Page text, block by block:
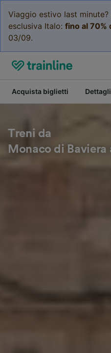
Viaggio estivo last
esclusiva Italo: fino al 70%
03/09.
Acquista biglietti
Treni da
Monaco di Baviera